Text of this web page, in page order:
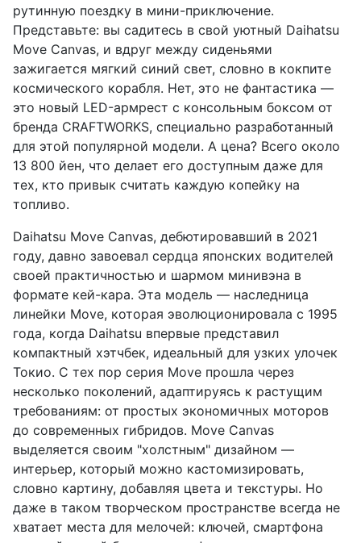
рутинную поездку в мини-приключение.
Представьте: вы садитесь в свой уютный Daihatsu
Move Canvas, и вдруг между сиденьями
зажигается мягкий синий свет, словно в кокпите
космического корабля. Нет, это не фантастика —
это новый LED-армрест с консольным боксом от
бренда CRAFTWORKS, специально разработанный
для этой популярной модели. А цена? Всего около
13 800 йен, что делает его доступным даже для
тех, кто привык считать каждую копейку на
топливо.
Daihatsu Move Canvas, дебютировавший в 2021
году, давно завоевал сердца японских водителей
своей практичностью и шармом минивэна в
формате кей-кара. Эта модель — наследница
линейки Move, которая эволюционировала с 1995
года, когда Daihatsu впервые представил
компактный хэтчбек, идеальный для узких улочек
Токио. С тех пор серия Move прошла через
несколько поколений, адаптируясь к растущим
требованиям: от простых экономичных моторов
до современных гибридов. Move Canvas
выделяется своим "холстным" дизайном —
интерьер, который можно кастомизировать,
словно картину, добавляя цвета и текстуры. Но
даже в таком творческом пространстве всегда не
хватает места для мелочей: ключей, смартфона